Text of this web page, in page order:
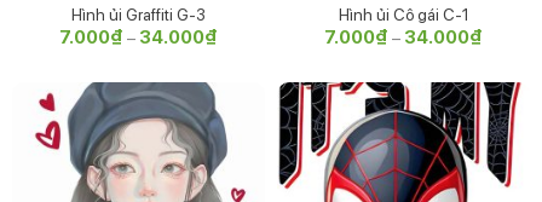
Hình ủi Graffiti G-3
7.000₫ – 34.000₫
34.000₫
Hình ủi Cô gái C-1
7.000₫ – 34.000₫
7.000₫
đến